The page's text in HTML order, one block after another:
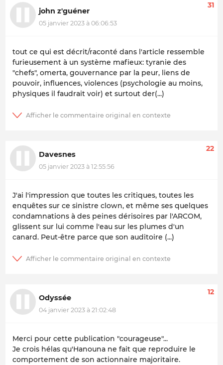
john z'guéner
05 janvier 2023 à 06:06:53
31
tout ce qui est décrit/raconté dans l'article ressemble
furieusement à un système mafieux: tyranie des
"chefs", omerta, gouvernance par la peur, liens de
pouvoir, influences, violences (psychologie au moins,
physiques il faudrait voir) et surtout der(...)
Davesnes
05 janvier 2023 à 12:55:56
22
J'ai l'impression que toutes les critiques, toutes les
enquêtes sur ce sinistre clown, et même ses quelques
condamnations à des peines dérisoires par l'ARCOM,
glissent sur lui comme l'eau sur les plumes d'un
canard. Peut-être parce que son auditoire (...)
Odyssée
04 janvier 2023 à 21:02:48
12
Merci pour cette publication "courageuse"...
Je crois hélas qu'Hanouna ne fait que reproduire le
comportement de son actionnaire majoritaire.